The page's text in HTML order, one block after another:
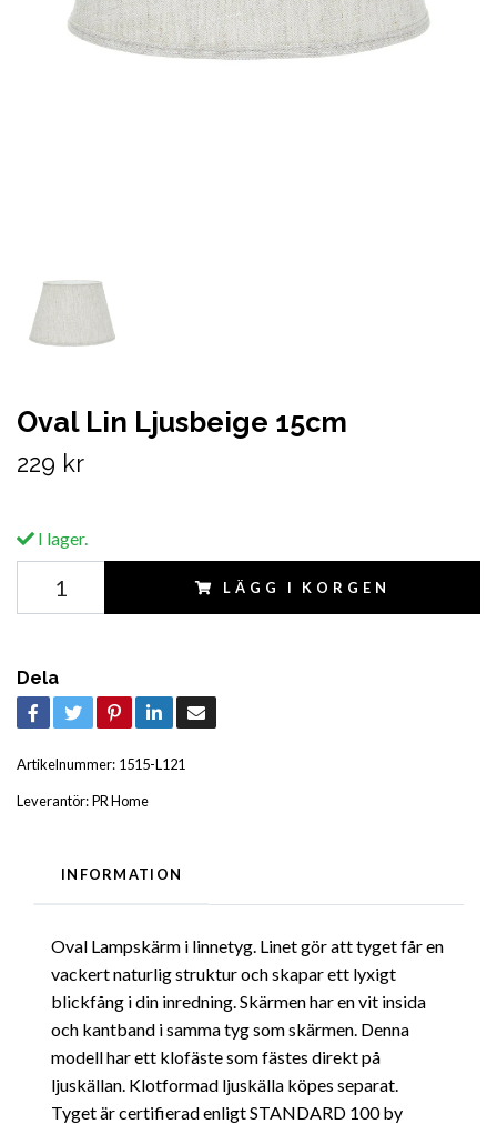
Oval Lin Ljusbeige 15cm
229 kr
I lager.
LÄGG I KORGEN
Dela
Artikelnummer: 1515-L121
Leverantör:PR Home
INFORMATION
Oval Lampskärm i linnetyg. Linet gör att tyget får en
vackert naturlig struktur och skapar ett lyxigt
blickfång i din inredning. Skärmen har en vit insida
och kantband i samma tyg som skärmen. Denna
modell har ett klofäste som fästes direkt på
ljuskällan. Klotformad ljuskälla köpes separat.
Tyget är certifierad enligt STANDARD 100 by